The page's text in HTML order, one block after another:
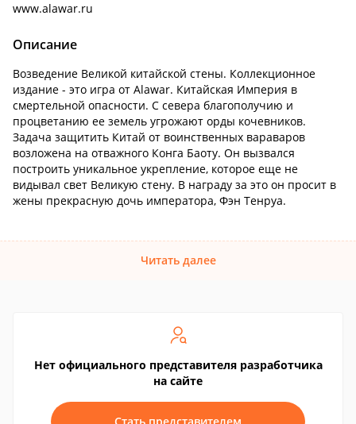
www.alawar.ru
Описание
Возведение Великой китайской стены. Коллекционное
издание - это игра от Alawar. Китайская Империя в
смертельной опасности. С севера благополучию и
процветанию ее земель угрожают орды кочевников.
Задача защитить Китай от воинственных вараваров
возложена на отважного Конга Баоту. Он вызвался
построить уникальное укрепление, которое еще не
видывал свет Великую стену. В награду за это он просит в
жены прекрасную дочь императора, Фэн Тенруа.
Читать далее
Нет официального представителя разработчика
на сайте